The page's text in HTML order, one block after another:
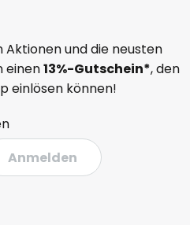
Aktionen und die neusten
einen13%-Gutschein*, den
einlösen können!
Anmelden